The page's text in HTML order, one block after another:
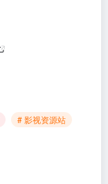
# 影视资源站